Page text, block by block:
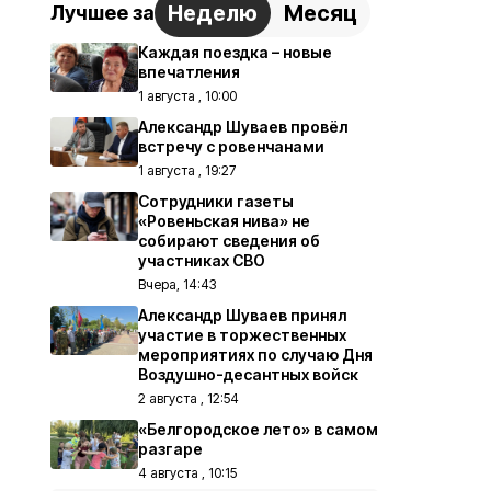
Лучшее за Неделю Месяц
Каждая поездка – новые
впечатления
1 августа , 10:00
Александр Шуваев провёл
встречу с ровенчанами
1 августа , 19:27
Сотрудники газеты
«Ровеньская нива» не
собирают сведения об
участниках СВО
Вчера, 14:43
Александр Шуваев принял
участие в торжественных
мероприятиях по случаю Дня
Воздушно-десантных войск
2 августа , 12:54
«Белгородское лето» в самом
разгаре
4 августа , 10:15